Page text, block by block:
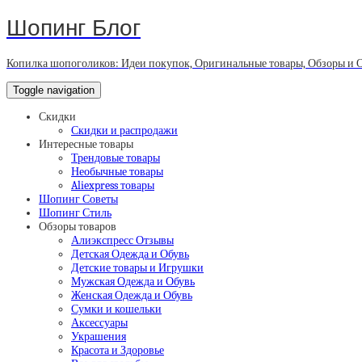
Шопинг Блог
Копилка шопоголиков: Идеи покупок, Оригинальные товары, Обзоры и
Toggle navigation
Скидки
Скидки и распродажи
Интересные товары
Трендовые товары
Необычные товары
Aliexpress товары
Шопинг Советы
Шопинг Стиль
Обзоры товаров
Алиэкспресс Отзывы
Детская Одежда и Обувь
Детские товары и Игрушки
Мужская Одежда и Обувь
Женская Одежда и Обувь
Сумки и кошельки
Аксессуары
Украшения
Красота и Здоровье